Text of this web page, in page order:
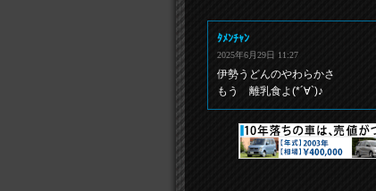
ﾀﾒﾝﾁｬﾝ
2025年6月29日 11:27
伊勢うどんのやわらかさ
もう 離乳食よ(*´∀`)♪